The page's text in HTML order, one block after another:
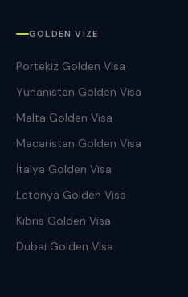
GOLDEN VIZE
Portekiz Golden Visa
Yunanistan Golden Visa
Malta Golden Visa
Macaristan Golden Visa
İtalya Golden Visa
Letonya Golden Visa
Kıbrıs Golden Visa
Dubai Golden Visa